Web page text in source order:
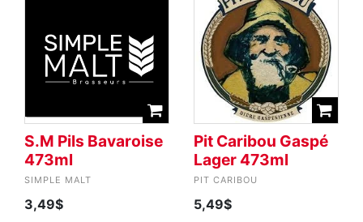
S.M Pils Bavaroise
473ml
SIMPLE MALT
3,49$
Pit Caribou Gaspé
Lager 473ml
PIT CARIBOU
5,49$